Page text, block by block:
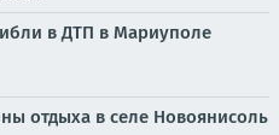
в ДТП в Мариуполе
отдыха в селе Новоянисоль